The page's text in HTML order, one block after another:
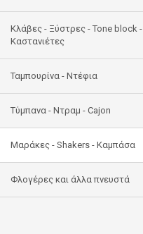
Κλάβες - Ξύστρες - Tone block -
Καστανιέτες
Ταμπουρίνα - Ντέφια
Τύμπανα - Ντραμ - Cajon
Μαράκες - Shakers - Kαμπάσα
Φλογέρες και άλλα πνευστά